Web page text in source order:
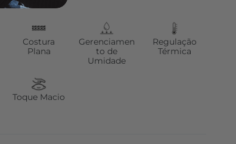
Costura
Plana
Gerenciamen
to de
Umidade
Regulação
Térmica
Toque Macio